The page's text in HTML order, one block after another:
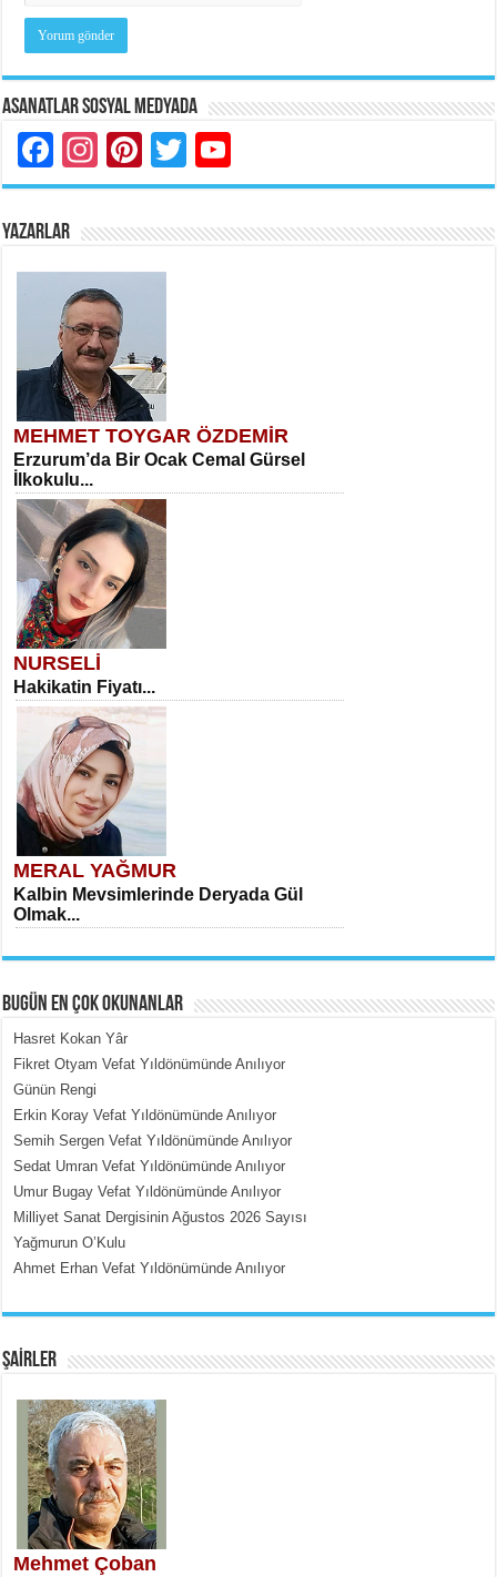
Asanatlar Sosyal Medyada
Facebook
Instagram
Pinterest
Twitter
YAZARLAR
MEHMET TOYGAR ÖZDEMİR
Erzurum’da Bir Ocak Cemal Gürsel
İlkokulu...
NURSELİ
Hakikatin Fiyatı...
MERAL YAĞMUR
Kalbin Mevsimlerinde Deryada Gül
Olmak...
MEHMET ÇOBAN
İçerdeki Put Dışardaki Maskeler...
SATILMIŞ ÜMİT ÇETİNKAYA
Erkenlik...
BUGÜN EN ÇOK OKUNANLAR
Hasret Kokan Yâr
Fikret Otyam Vefat Yıldönümünde Anılıyor
Günün Rengi
Erkin Koray Vefat Yıldönümünde Anılıyor
Semih Sergen Vefat Yıldönümünde Anılıyor
Sedat Umran Vefat Yıldönümünde Anılıyor
Umur Bugay Vefat Yıldönümünde Anılıyor
Milliyet Sanat Dergisinin Ağustos 2026 Sayısı
Yağmurun O’Kulu
Ahmet Erhan Vefat Yıldönümünde Anılıyor
ŞAİRLER
Mehmet Çoban